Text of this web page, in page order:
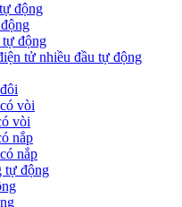
động
động
tử nhiều đầu tự động
vòi
vòi
nắp
nắp
tự động